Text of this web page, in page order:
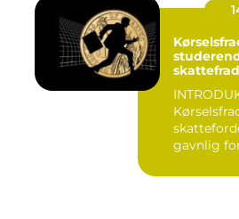
gavnlig